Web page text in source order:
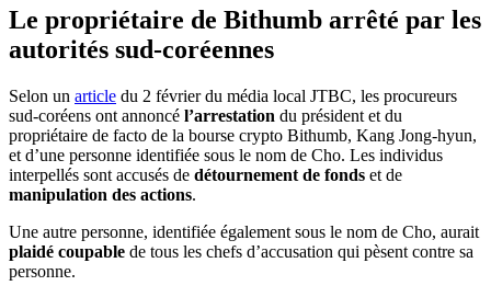
Le propriétaire de Bithumb arrêté par les
autorités sud-coréennes
Selon un article du 2 février du média local JTBC, les procureurs
sud-coréens ont annoncé l’arrestation du président et du
propriétaire de facto de la bourse crypto Bithumb, Kang Jong-hyun,
et d’une personne identifiée sous le nom de Cho. Les individus
interpellés sont accusés de détournement de fonds et de
manipulation des actions.
Une autre personne, identifiée également sous le nom de Cho, aurait
plaidé coupable de tous les chefs d’accusation qui pèsent contre sa
personne.